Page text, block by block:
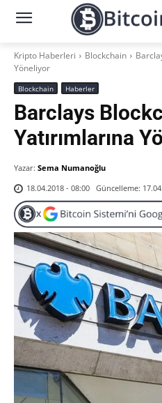
Kripto Haberleri Blockchain
Yöneliyor
Blockchain Haberler
Barclays
Yatırımlarına
Yazar: Sema Numanoğlu
18.04.2018 - 08:00 Güncelleme: